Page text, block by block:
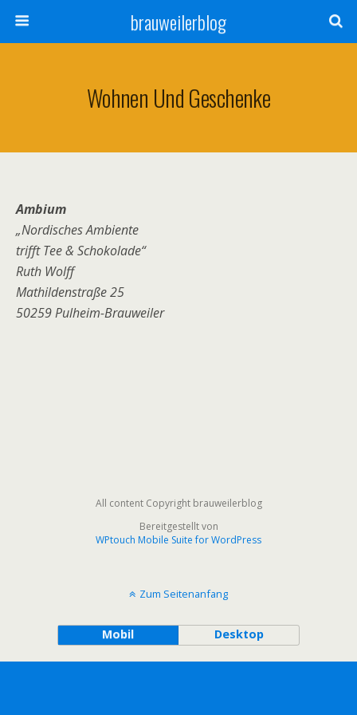
brauweilerblog
Wohnen Und Geschenke
Ambium
„Nordisches Ambiente
trifft Tee & Schokolade“
Ruth Wolff
Mathildenstraße 25
50259 Pulheim-Brauweiler
All content Copyright brauweilerblog
Bereitgestellt von
WPtouch Mobile Suite for WordPress
Zum Seitenanfang
Mobil Desktop